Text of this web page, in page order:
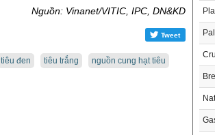
Nguồn: Vinanet/VITIC, IPC, DN&KD
Tweet
tiêu đen tiêu trắng nguồn cung hạt tiêu